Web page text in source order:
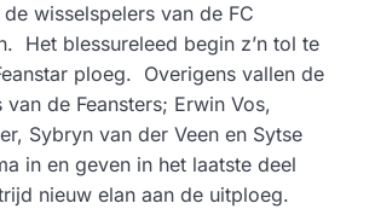
wisselspelers van de FC
Het blessureleed begin z’n tol te
ploeg. Overigens vallen de
de Feansters; Erwin Vos,
Sybryn van der Veen en Sytse
in en geven in het laatste deel
nieuw elan aan de uitploeg.